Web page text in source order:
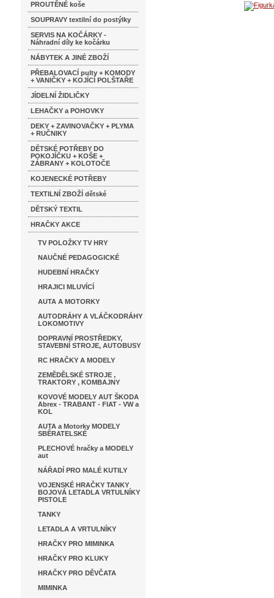
PROUTĚNÉ koše
SOUPRAVY textilní do postýlky
SERVIS NA KOČÁRKY -
Náhradní díly ke kočárku
NÁBYTEK A JINÉ ZBOŽÍ
PŘEBALOVACÍ pulty + KOMODY
+ VANIČKY + KOJÍCÍ POLŠTAŘE
JÍDELNÍ ŽIDLIČKY
LEHAČKY a POHOVKY
DEKY + ZAVINOVAČKY + PLYMA
+ RUČNIKY
DĚTSKÉ POTŘEBY DO
POKOJÍČKU + KOŠE +
ZÁBRANY + KOLOTOČE
KOJENECKÉ POTŘEBY
TEXTILNÍ ZBOŽÍ dětské
DĚTSKÝ TEXTIL
HRAČKY AKCE
TV POLOŽKY TV HRY
NAUČNÉ PEDAGOGICKÉ
HUDEBNÍ HRAČKY
HRAJICI MLUVÍCÍ
AUTA A MOTORKY
AUTODRÁHY A VLÁČKODRÁHY
LOKOMOTIVY
DOPRAVNÍ PROSTŘEDKY,
STAVEBNÍ STROJE, AUTOBUSY
RC HRAČKY A MODELY
ZEMĚDĚLSKÉ STROJE ,
TRAKTORY , KOMBAJNY
KOVOVÉ MODELY AUT ŠKODA
Abrex - TRABANT - FIAT - VW a
KOL
AUTA a Motorky MODELY
SBĚRATELSKÉ
PLECHOVÉ hračky a MODELY
aut
NÁŘADÍ PRO MALÉ KUTILY
VOJENSKÉ HRAČKY TANKY
BOJOVÁ LETADLA VRTULNÍKY
PISTOLE
TANKY
LETADLA A VRTULNÍKY
HRAČKY PRO MIMINKA
HRAČKY PRO KLUKY
HRAČKY PRO DĚVČATA
MIMINKA